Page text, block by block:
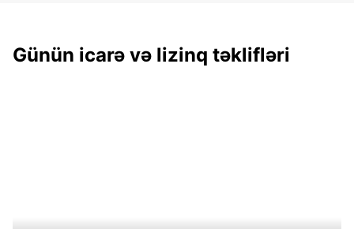
Günün icarə və lizinq təklifləri